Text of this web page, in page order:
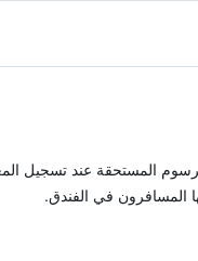
المستحقة عند تسجيل
المسافرون في الفندق.